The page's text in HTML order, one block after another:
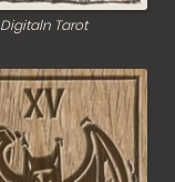
Digitaln Tarot